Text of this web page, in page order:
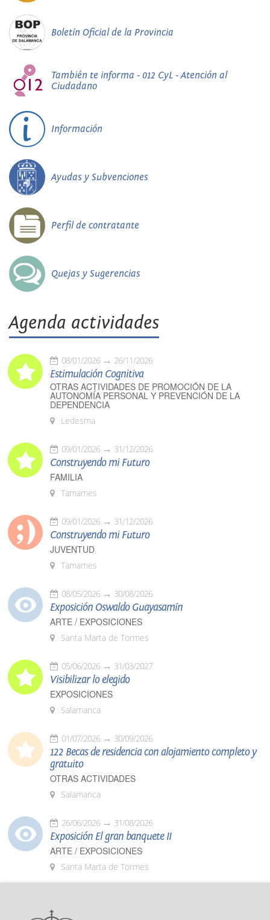
Boletín Oficial de la Provincia
También te informa - 012 CyL - Atención al
Ciudadano
Información
Ayudas y Subvenciones
Perfil de contratante
Quejas y Sugerencias
Agenda actividades
08/01/2026 26/11/2026
Estimulación Cognitiva
OTRAS ACTIVIDADES DE PROMOCIÓN DE LA
AUTONOMÍA PERSONAL Y PREVENCIÓN DE LA
DEPENDENCIA
Ledesma
09/01/2026 31/12/2026
Construyendo mi Futuro
FAMILIA
Tamames
09/01/2026 31/12/2026
Construyendo mi Futuro
JUVENTUD
Tamames
08/05/2026 30/08/2026
Exposición Oswaldo Guayasamín
ARTE / EXPOSICIONES
Santa Marta de Tormes
05/06/2026 31/03/2027
Visibilizar lo elegido
EXPOSICIONES
Salamanca
01/07/2026 30/09/2026
122 Becas de residencia con alojamiento completo y
gratuito
OTRAS ACTIVIDADES
Salamanca
26/06/2026 31/08/2026
Exposición El gran banquete II
ARTE / EXPOSICIONES
Santa Marta de Tormes